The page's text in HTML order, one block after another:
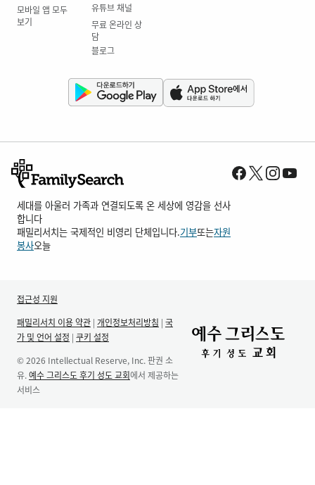
모바일 앱 모두
보기
유튜브 채널
무료 온라인 상
담
블로그
세대를 아울러 가족과 연결되도록 온 세상에 영감을 선사
합니다
패밀리서치는 국제적인 비영리 단체입니다.기부또는자원
봉사오늘
접근성 지원
패밀리서치 이용 약관 | 개인정보처리방침 | 국
가 및 언어 설정 | 쿠키 설정
© 2026 Intellectual Reserve, Inc. 판권 소
유. 예수 그리스도 후기 성도 교회에서 제공하는
서비스